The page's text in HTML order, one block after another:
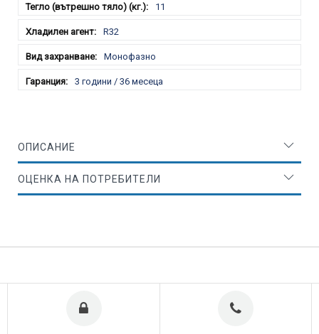
11
R32
Монофазно
3 години / 36 месеца
ОПИСАНИЕ
ОЦЕНКА НА ПОТРЕБИТЕЛИ